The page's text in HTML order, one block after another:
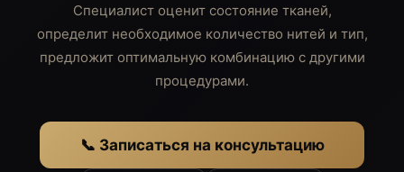
Специалист оценит состояние тканей,
определит необходимое количество нитей и тип,
предложит оптимальную комбинацию с другими
процедурами.
📞 Записаться на консультацию